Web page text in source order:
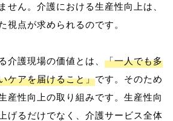
せん。介護における生産性向上は、
視点が求められるのです。
介護現場の価値とは、 「一人でも多
ケアを届けること」です。そのため
産性向上の取り組みです。生産性向
げるだけでなく、介護サービス全体